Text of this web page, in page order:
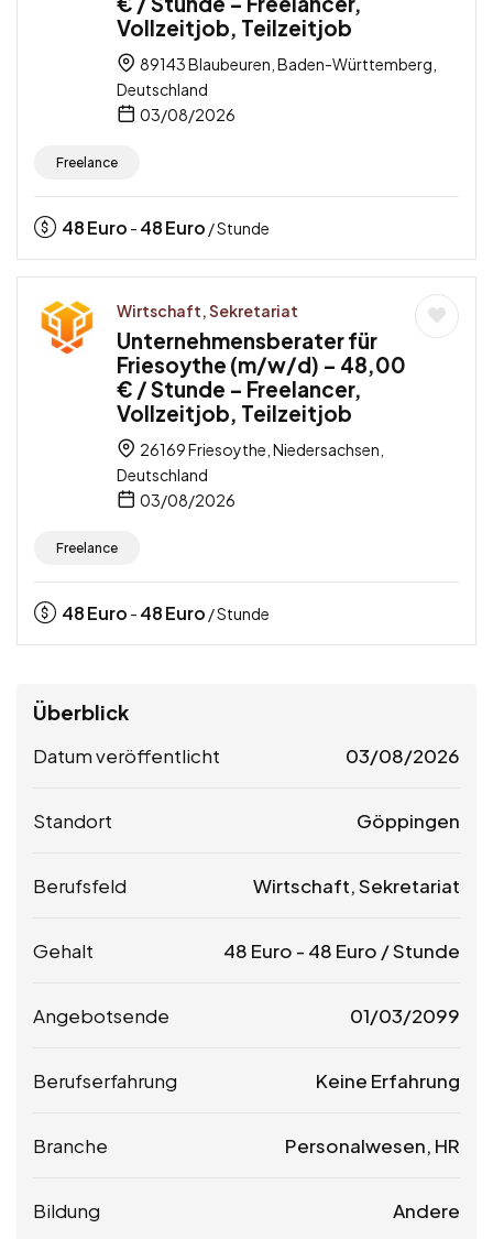
Vollzeitjob, Teilzeitjob
89143 Blaubeuren, Baden-Württemberg,
Deutschland
03/08/2026
Freelance
48Euro - 48Euro / Stunde
Wirtschaft, Sekretariat
Unternehmensberater für
Friesoythe (m/w/d) – 48,00
€ / Stunde – Freelancer,
Vollzeitjob, Teilzeitjob
26169 Friesoythe, Niedersachsen,
Deutschland
03/08/2026
Freelance
48Euro - 48Euro / Stunde
Überblick
Datum veröffentlicht 03/08/2026
Standort Göppingen
Berufsfeld Wirtschaft, Sekretariat
Gehalt 48 Euro - 48 Euro / Stunde
Angebotsende 01/03/2099
Berufserfahrung Keine Erfahrung
Branche Personalwesen, HR
Bildung Andere